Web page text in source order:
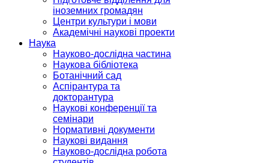
іноземних громадян
Центри культури і мови
Академічні наукові проекти
Наука
Науково-дослідна частина
Наукова бібліотека
Ботанічний сад
Аспірантура та
докторантура
Наукові конференції та
семінари
Нормативні документи
Наукові видання
Науково-дослідна робота